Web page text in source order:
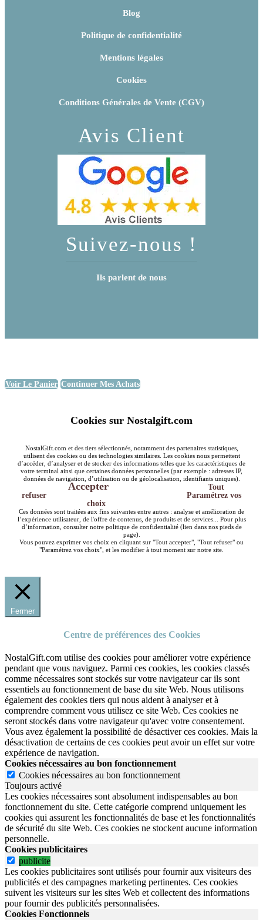
Blog
Politique de confidentialité
Mentions légales
Cookies
Conditions Générales de Vente (CGV)
Avis Client
Suivez-nous !
Ils parlent de nous
Voir Le Panier Continuer Mes Achats
Cookies sur Nostalgift.com
NostalGift.com et des tiers sélectionnés, notamment des partenaires statistiques,
utilisent des cookies ou des technologies similaires. Les cookies nous permettent
d’accéder, d’analyser et de stocker des informations telles que les caractéristiques de
votre terminal ainsi que certaines données personnelles (par exemple : adresses IP,
données de navigation, d’utilisation ou de géolocalisation, identifiants uniques).
Accepter
Tout
refuser
Paramétrez vos
choix
Ces données sont traitées aux fins suivantes entre autres : analyse et amélioration de
l’expérience utilisateur, de l'offre de contenus, de produits et de services... Pour plus
d’information, consulter notre politique de confidentialité (lien dans nos pieds de
page).
Vous pouvez exprimer vos choix en cliquant sur "Tout accepter", "Tout refuser" ou
"Paramétrez vos choix", et les modifier à tout moment sur notre site.
Fermer
Centre de préférences des Cookies
NostalGift.com utilise des cookies pour améliorer votre expérience
pendant que vous naviguez. Parmi ces cookies, les cookies classés
comme nécessaires sont stockés sur votre navigateur car ils sont
essentiels au fonctionnement de base du site Web. Nous utilisons
également des cookies tiers qui nous aident à analyser et à
comprendre comment vous utilisez ce site Web. Ces cookies ne
seront stockés dans votre navigateur qu'avec votre consentement.
Vous avez également la possibilité de désactiver ces cookies. Mais la
désactivation de certains de ces cookies peut avoir un effet sur votre
expérience de navigation.
Cookies nécessaires au bon fonctionnement
Cookies nécessaires au bon fonctionnement
Toujours activé
Les cookies nécessaires sont absolument indispensables au bon
fonctionnement du site. Cette catégorie comprend uniquement les
cookies qui assurent les fonctionnalités de base et les fonctionnalités
de sécurité du site Web. Ces cookies ne stockent aucune information
personnelle.
Cookies publicitaires
publicite
Les cookies publicitaires sont utilisés pour fournir aux visiteurs des
publicités et des campagnes marketing pertinentes. Ces cookies
suivent les visiteurs sur les sites Web et collectent des informations
pour fournir des publicités personnalisées.
Cookies Fonctionnels